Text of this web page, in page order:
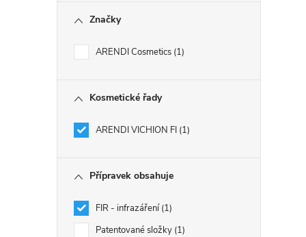
Značky
ARENDI Cosmetics 1
Kosmetické řady
ARENDI VICHION FI 1
Přípravek obsahuje
FIR - infrazáření 1
Patentované složky 1